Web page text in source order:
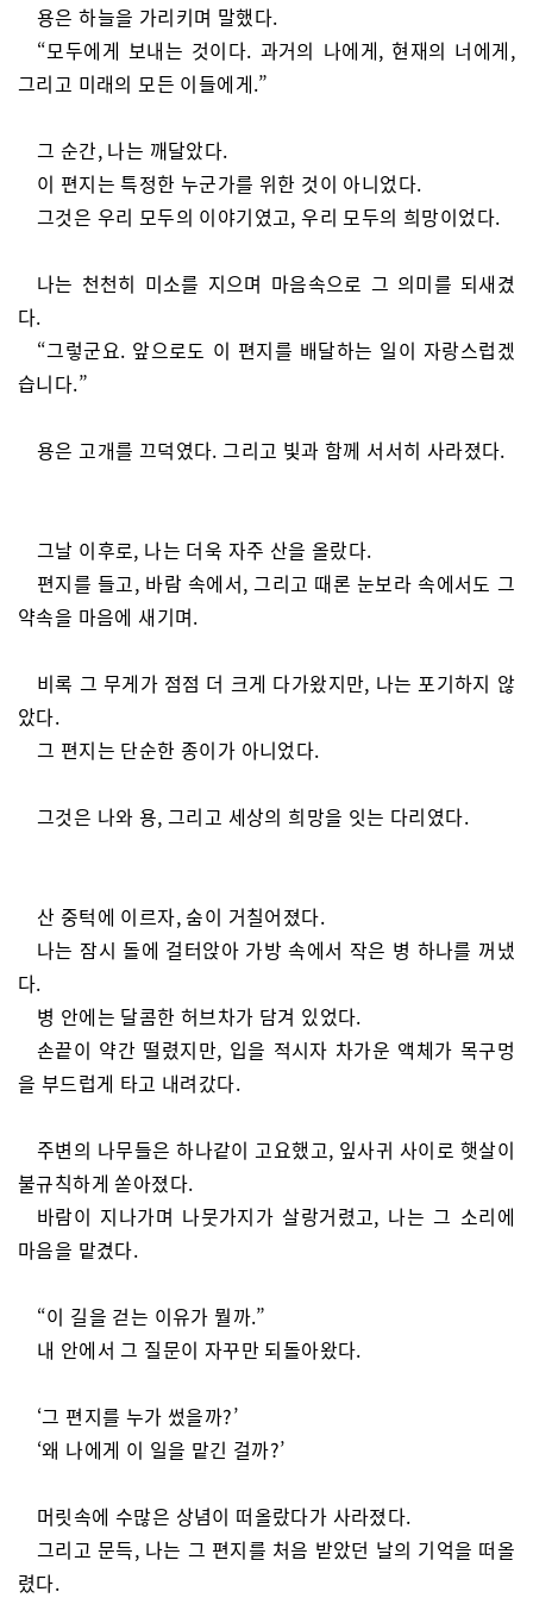
용은 하늘을 가리키며 말했다.
“모두에게 보내는 것이다. 과거의 나에게, 현재의 너에게,
그리고 미래의 모든 이들에게.”
그 순간, 나는 깨달았다.
이 편지는 특정한 누군가를 위한 것이 아니었다.
그것은 우리 모두의 이야기였고, 우리 모두의 희망이었다.
나는 천천히 미소를 지으며 마음속으로 그 의미를 되새겼
다.
“그렇군요. 앞으로도 이 편지를 배달하는 일이 자랑스럽겠
습니다.”
용은 고개를 끄덕였다. 그리고 빛과 함께 서서히 사라졌다.
그날 이후로, 나는 더욱 자주 산을 올랐다.
편지를 들고, 바람 속에서, 그리고 때론 눈보라 속에서도 그
약속을 마음에 새기며.
비록 그 무게가 점점 더 크게 다가왔지만, 나는 포기하지 않
았다.
그 편지는 단순한 종이가 아니었다.
그것은 나와 용, 그리고 세상의 희망을 잇는 다리였다.
산 중턱에 이르자, 숨이 거칠어졌다.
나는 잠시 돌에 걸터앉아 가방 속에서 작은 병 하나를 꺼냈
다.
병 안에는 달콤한 허브차가 담겨 있었다.
손끝이 약간 떨렸지만, 입을 적시자 차가운 액체가 목구멍
을 부드럽게 타고 내려갔다.
주변의 나무들은 하나같이 고요했고, 잎사귀 사이로 햇살이
불규칙하게 쏟아졌다.
바람이 지나가며 나뭇가지가 살랑거렸고, 나는 그 소리에
마음을 맡겼다.
“이 길을 걷는 이유가 뭘까.”
내 안에서 그 질문이 자꾸만 되돌아왔다.
‘그 편지를 누가 썼을까?’
‘왜 나에게 이 일을 맡긴 걸까?’
머릿속에 수많은 상념이 떠올랐다가 사라졌다.
그리고 문득, 나는 그 편지를 처음 받았던 날의 기억을 떠올
렸다.